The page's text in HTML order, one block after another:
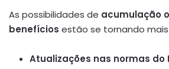
As possibilidades de acumulação
benefícios estão se tornando
Atualizações nas normas do